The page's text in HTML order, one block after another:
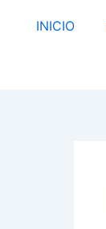
INICIO